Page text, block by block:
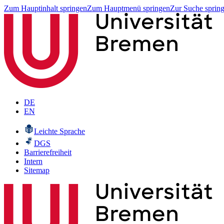
Zum Hauptinhalt springenZum Hauptmenü springenZur Suche
DE
EN
Leichte Sprache
DGS
Barrierefreiheit
Intern
Sitemap